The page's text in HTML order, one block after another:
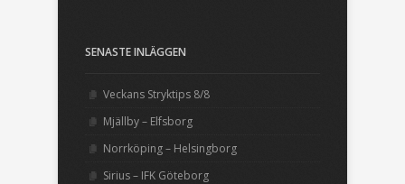
SENASTE INLÄGGEN
Veckans Stryktips 8/8
Mjällby – Elfsborg
Norrköping – Helsingborg
Sirius – IFK Göteborg